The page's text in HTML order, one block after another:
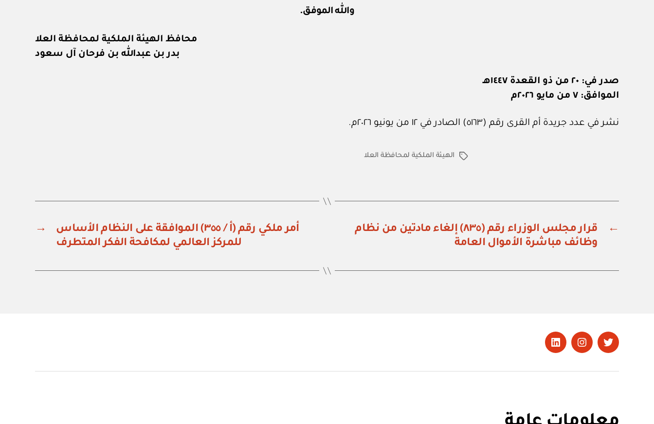
والله الموفق.
محافظ الهيئة الملكية لمحافظة العلا
بدر بن عبدالله بن فرحان آل سعود
صدر في: ٢٠ من ذو القعدة ١٤٤٧هـ
الموافق: ٧ من مايو ٢٠٢٦م
نشر في عدد جريدة أم القرى رقم (٥١٦٣) الصادر في ١٢ من يونيو ٢٠٢٦م.
الوسومالهيئة الملكية لمحافظة العلا
←
قرار مجلس الوزراء رقم (٨٣٥) إلغاء مادتين من نظام
وظائف مباشرة الأموال العامة
→
أمر ملكي رقم (أ / ٣٥٥) الموافقة على النظام الأساس
للمركز العالمي لمكافحة الفكر المتطرف
تويتر Instagram
LinkedIn